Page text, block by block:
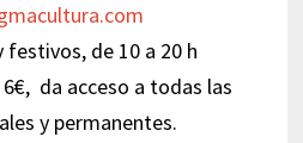
festivos, de 10 a 20 h
6€, da acceso a todas las
y permanentes.